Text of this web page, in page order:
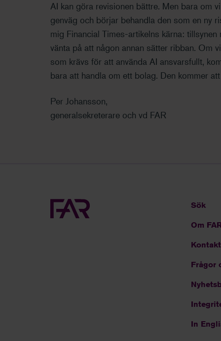
AI kan göra revisionen bättre. Men bara om
genväg och börjar behandla den som en ny
mig Financial Times-artikelns kärna:
vänta på att någon annan sätter ribban. Om
som krävs för att använda AI ansvarsfullt,
bara att handla om ett bolag. Den kommer
Per Johansson,
generalsekreterare och vd FAR
Sök
Om
Kontakt
Frågor
In